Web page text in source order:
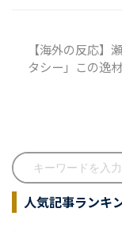
【海外の反応】
タシー」この逸
人気記事ランキ